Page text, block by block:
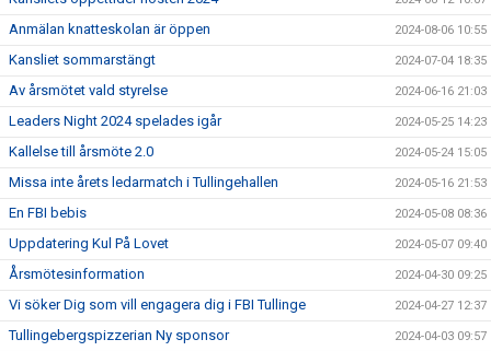
Anmälan knatteskolan är öppen 2024-08-06 10:55
Kansliet sommarstängt 2024-07-04 18:35
Av årsmötet vald styrelse 2024-06-16 21:03
Leaders Night 2024 spelades igår 2024-05-25 14:23
Kallelse till årsmöte 2.0 2024-05-24 15:05
Missa inte årets ledarmatch i Tullingehallen 2024-05-16 21:53
En FBI bebis 2024-05-08 08:36
Uppdatering Kul På Lovet 2024-05-07 09:40
Årsmötesinformation 2024-04-30 09:25
Vi söker Dig som vill engagera dig i FBI Tullinge 2024-04-27 12:37
Tullingebergspizzerian Ny sponsor 2024-04-03 09:57